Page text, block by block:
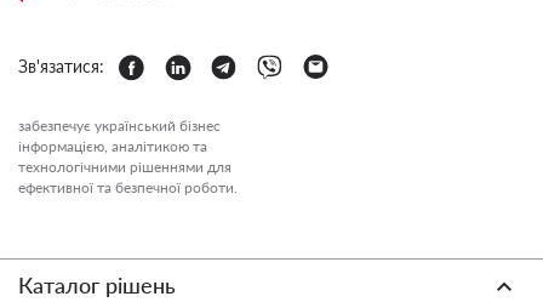
Зв'язатися:
забезпечує український бізнес
інформацією, аналітикою та
технологічними рішеннями для
ефективної та безпечної роботи.
Каталог рішень